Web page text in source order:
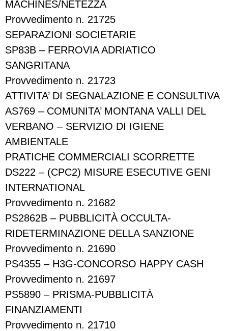
MACHINES/NETEZZA
Provvedimento n. 21725
SEPARAZIONI SOCIETARIE
SP83B – FERROVIA ADRIATICO
SANGRITANA
Provvedimento n. 21723
ATTIVITA’ DI SEGNALAZIONE E CONSULTIVA
AS769 – COMUNITA’ MONTANA VALLI DEL
VERBANO – SERVIZIO DI IGIENE
AMBIENTALE
PRATICHE COMMERCIALI SCORRETTE
DS222 – (CPC2) MISURE ESECUTIVE GENI
INTERNATIONAL
Provvedimento n. 21682
PS2862B – PUBBLICITÀ OCCULTA-
RIDETERMINAZIONE DELLA SANZIONE
Provvedimento n. 21690
PS4355 – H3G-CONCORSO HAPPY CASH
Provvedimento n. 21697
PS5890 – PRISMA-PUBBLICITÀ
FINANZIAMENTI
Provvedimento n. 21710